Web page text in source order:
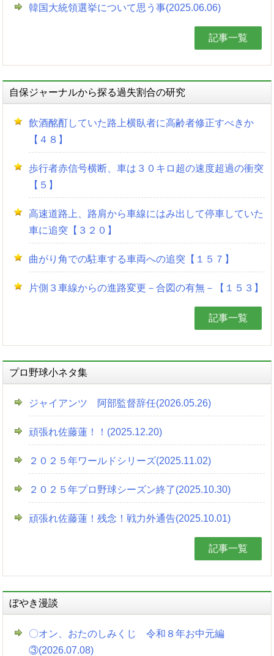
韓国大統領選挙について思う事(2025.06.06)
記事一覧
自保ジャーナルから探る過失割合の研究
飲酒酩酊していた路上横臥者に高齢者修正すべきか
【４８】
歩行者赤信号横断、車は３０キロ超の速度超過の衝突
【５】
高速道路上、路肩から車線にはみ出して停車していた
車に追突【３２０】
曲がり角での駐車する車両への追突【１５７】
片側３車線からの進路変更－合図の有無－【１５３】
記事一覧
プロ野球小ネタ集
ジャイアンツ 阿部監督辞任(2026.05.26)
頑張れ佐藤蓮！！(2025.12.20)
２０２５年ワールドシリーズ(2025.11.02)
２０２５年プロ野球シーズン終了(2025.10.30)
頑張れ佐藤蓮！残念！戦力外通告(2025.10.01)
記事一覧
ぼやき漫談
〇オン、おたのしみくじ 令和８年お中元編
③(2026.07.08)